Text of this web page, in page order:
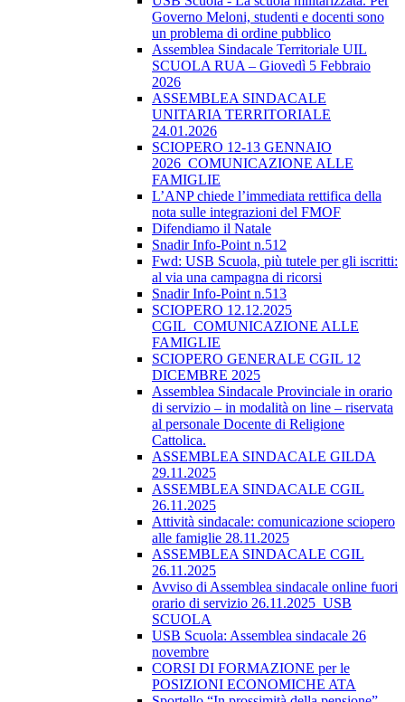
Governo Meloni, studenti e docenti sono
un problema di ordine pubblico
Assemblea Sindacale Territoriale UIL
SCUOLA RUA – Giovedì 5 Febbraio
2026
ASSEMBLEA SINDACALE
UNITARIA TERRITORIALE
24.01.2026
SCIOPERO 12-13 GENNAIO
2026_COMUNICAZIONE ALLE
FAMIGLIE
L’ANP chiede l’immediata rettifica della
nota sulle integrazioni del FMOF
Difendiamo il Natale
Snadir Info-Point n.512
Fwd: USB Scuola, più tutele per gli iscritti:
al via una campagna di ricorsi
Snadir Info-Point n.513
SCIOPERO 12.12.2025
CGIL_COMUNICAZIONE ALLE
FAMIGLIE
SCIOPERO GENERALE CGIL 12
DICEMBRE 2025
Assemblea Sindacale Provinciale in orario
di servizio – in modalità on line – riservata
al personale Docente di Religione
Cattolica.
ASSEMBLEA SINDACALE GILDA
29.11.2025
ASSEMBLEA SINDACALE CGIL
26.11.2025
Attività sindacale: comunicazione sciopero
alle famiglie 28.11.2025
ASSEMBLEA SINDACALE CGIL
26.11.2025
Avviso di Assemblea sindacale online fuori
orario di servizio 26.11.2025_USB
SCUOLA
USB Scuola: Assemblea sindacale 26
novembre
CORSI DI FORMAZIONE per le
POSIZIONI ECONOMICHE ATA